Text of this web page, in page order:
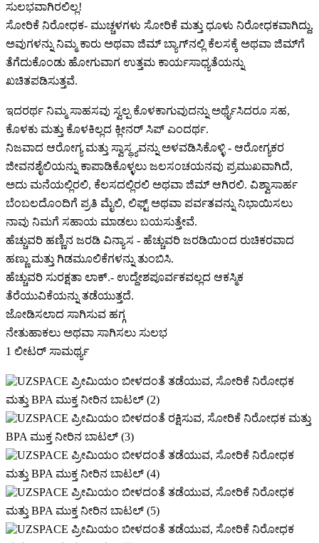
ಸುಲಭವಾಗಿರಲಿಲ್ಲ!
ಸೋರಿಕೆ ನಿರೋಧಕ- ಮುಚ್ಚಳಗಳು ಸೋರಿಕೆ ಮತ್ತು ಧೂಳು ನಿರೋಧಕವಾಗಿದ್ದು,
ಅವುಗಳನ್ನು ನಿಮ್ಮ ಕಾರು ಅಥವಾ ಜಿಮ್ ಬ್ಯಾಗ್‌ನಲ್ಲಿ ಕೆಲಸಕ್ಕೆ ಅಥವಾ ಜಿಮ್‌ಗೆ
ತೆಗೆದುಕೊಂಡು ಹೋಗುವಾಗ ಉತ್ತಮ ಕಾರ್ಯಸಾಧ್ಯತೆಯನ್ನು
ಖಚಿತಪಡಿಸುತ್ತವೆ.
ಇದರರ್ಥ ನಿಮ್ಮ ಸಾಹಸವು ಸ್ವಲ್ಪ ಕೊಳಕಾಗುವುದನ್ನು ಅರ್ಥೈಸಿದರೂ ಸಹ,
ಕೊಳಕು ಮತ್ತು ಕೊಳಕಿಲ್ಲದ ಕ್ಲೀನರ್ ಸಿಪ್ ಎಂದರ್ಥ.
ನಿಜವಾದ ಆರೋಗ್ಯ ಮತ್ತು ಸ್ವಾಸ್ಥ್ಯವನ್ನು ಅಳವಡಿಸಿಕೊಳ್ಳಿ - ಆರೋಗ್ಯಕರ
ಜೀವನಶೈಲಿಯನ್ನು ಕಾಪಾಡಿಕೊಳ್ಳಲು ಜಲಸಂಚಯನವು ಪ್ರಮುಖವಾಗಿದೆ,
ಅದು ಮನೆಯಲ್ಲಿರಲಿ, ಕೆಲಸದಲ್ಲಿರಲಿ ಅಥವಾ ಜಿಮ್ ಆಗಿರಲಿ. ವಿಶ್ವಾಸಾರ್ಹ
ಬೆಂಬಲದೊಂದಿಗೆ ಪ್ರತಿ ಮೈಲಿ, ಲಿಫ್ಟ್ ಅಥವಾ ಪರ್ವತವನ್ನು ನಿಭಾಯಿಸಲು
ನಾವು ನಿಮಗೆ ಸಹಾಯ ಮಾಡಲು ಬಯಸುತ್ತೇವೆ.
ಹೆಚ್ಚುವರಿ ಹಣ್ಣಿನ ಜರಡಿ ವಿನ್ಯಾಸ - ಹೆಚ್ಚುವರಿ ಜರಡಿಯಿಂದ ರುಚಿಕರವಾದ
ಹಣ್ಣು ಮತ್ತು ಗಿಡಮೂಲಿಕೆಗಳನ್ನು ತುಂಬಿಸಿ.
ಹೆಚ್ಚುವರಿ ಸುರಕ್ಷತಾ ಲಾಕ್.- ಉದ್ದೇಶಪೂರ್ವಕವಲ್ಲದ ಆಕಸ್ಮಿಕ
ತೆರೆಯುವಿಕೆಯನ್ನು ತಡೆಯುತ್ತದೆ.
ಜೋಡಿಸಲಾದ ಸಾಗಿಸುವ ಹಗ್ಗ
ನೇತುಹಾಕಲು ಅಥವಾ ಸಾಗಿಸಲು ಸುಲಭ
1 ಲೀಟರ್ ಸಾಮರ್ಥ್ಯ